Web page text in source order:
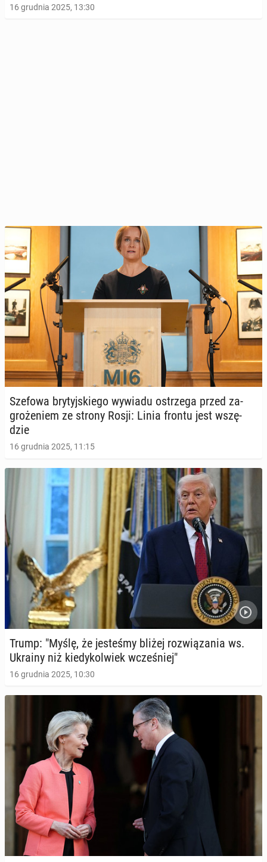
16 grudnia 2025, 13:30
Szefowa bry­tyj­skie­go wywiadu ostrze­ga przed za­
gro­że­niem ze strony Rosji: Linia frontu jest wszę­
dzie
16 grudnia 2025, 11:15
Trump: "Myślę, że je­ste­śmy bliżej roz­wią­za­nia ws.
Ukrainy niż kie­dy­kol­wiek wcze­śniej"
16 grudnia 2025, 10:30